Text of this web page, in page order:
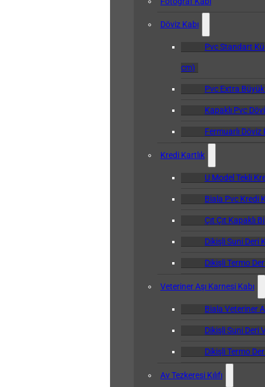
Döviz Kabı
Pvc Standart
cm)
Pvc Extra
Kapaklı Pvc
Fermuarlı Döviz
Kredi Kartlık
U Model Tekli
Biala Pvc Kredi
Çıt Çıt Kapaklı
Dikişli Suni Deri
Dikişli Termo
Veteriner Aşı Karnesi Kabı
Biala Veteriner
Dikişli Suni Deri
Dikişli Termo
Av Tezkeresi Kılıfı